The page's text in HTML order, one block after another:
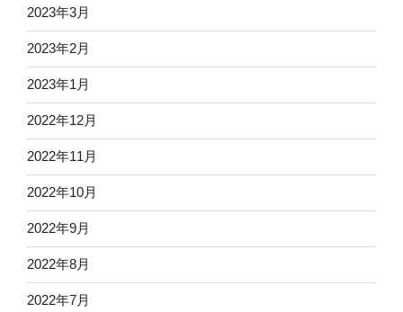
2023年3月
2023年2月
2023年1月
2022年12月
2022年11月
2022年10月
2022年9月
2022年8月
2022年7月